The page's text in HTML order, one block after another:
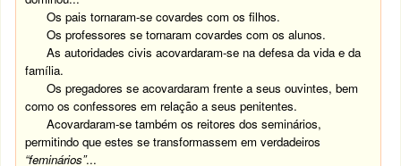
Os pais tornaram-se covardes com os filhos.
Os professores se tornaram covardes com os alunos.
As autoridades civis acovardaram-se na defesa da vida e da
família.
Os pregadores se acovardaram frente a seus ouvintes, bem
como os confessores em relação a seus penitentes.
Acovardaram-se também os reitores dos seminários,
permitindo que estes se transformassem em verdadeiros
“feminários”...